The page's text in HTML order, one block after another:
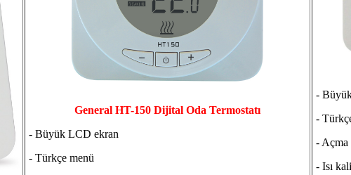
General HT-150 Dijital Oda Termostatı
- Büyük LCD ekran
- Türkçe menü
-
-
- Açma
- Isı